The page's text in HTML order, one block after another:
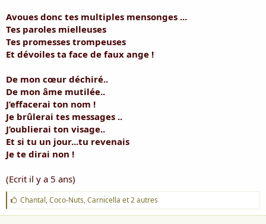
s
s
o
n
Avoues donc tes multiples mensonges ...
Tes paroles mielleuses
Tes promesses trompeuses
Et dévoiles ta face de faux ange !
De mon cœur déchiré..
De mon âme mutilée..
J’effacerai ton nom !
Je brûlerai tes messages ..
J’oublierai ton visage..
Et si tu un jour...tu revenais
Je te dirai non !
(Ecrit il y a 5 ans)
J
'
a
Chantal,Coco-Nuts,Carnicella et 2 autres